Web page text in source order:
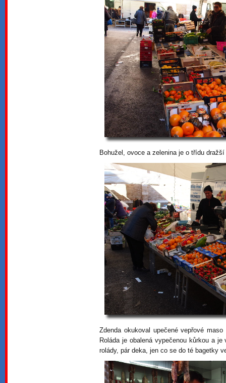
Bohužel, ovoce a zelenina je o třídu
Zdenda okukoval upečené vepřové
Roláda je obalená vypečenou kůrkou a
rolády, pár deka, jen co se do té bagetky